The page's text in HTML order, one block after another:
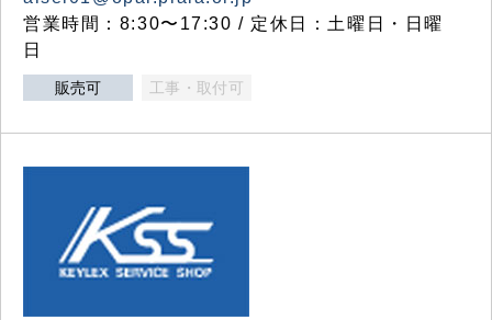
営業時間：8:30〜17:30 / 定休日：土曜日・日曜
日
販売可 工事・取付可